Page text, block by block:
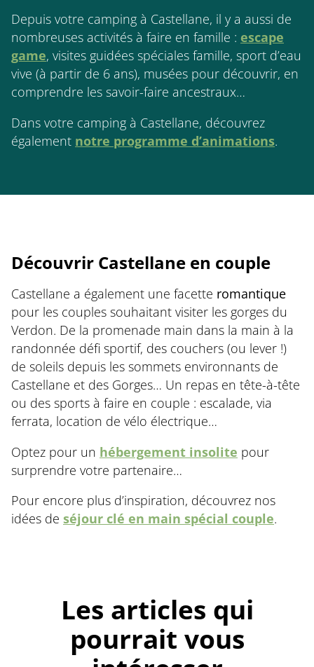
Depuis votre camping à Castellane, il y a aussi de
nombreuses activités à faire en famille : escape
game, visites guidées spéciales famille, sport d’eau
vive (à partir de 6 ans), musées pour découvrir, en
comprendre les savoir-faire ancestraux…
Dans votre camping à Castellane, découvrez
également notre programme d’animations.
Découvrir Castellane en couple
Castellane a également une facette romantique
pour les couples souhaitant visiter les gorges du
Verdon. De la promenade main dans la main à la
randonnée défi sportif, des couchers (ou lever !)
de soleils depuis les sommets environnants de
Castellane et des Gorges… Un repas en tête-à-tête
ou des sports à faire en couple : escalade, via
ferrata, location de vélo électrique…
Optez pour un hébergement insolite pour
surprendre votre partenaire…
Pour encore plus d’inspiration, découvrez nos
idées de séjour clé en main spécial couple.
Les articles qui
pourrait vous